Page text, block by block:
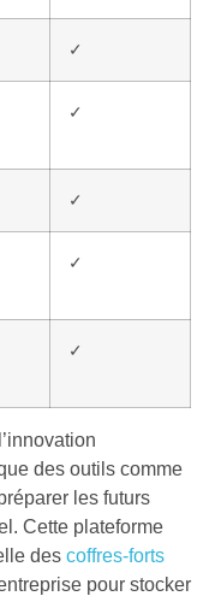
✓
✓
✓
✓
✓
des outils comme
les futurs
Cette plateforme
des coffres-forts
pour stocker